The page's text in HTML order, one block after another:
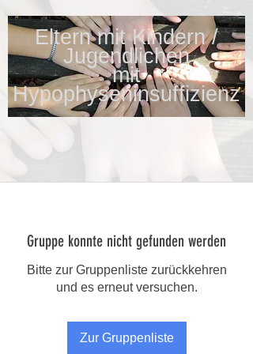
Eltern mit Kindern /
Jugendlichen
mit
Hypophyseninsuffizienz
Gruppe konnte nicht gefunden werden
Bitte zur Gruppenliste zurückkehren
und es erneut versuchen.
Zur Gruppenliste